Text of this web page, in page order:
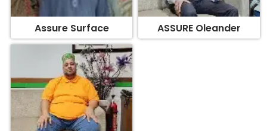
Assure Surface ASSURE Oleander